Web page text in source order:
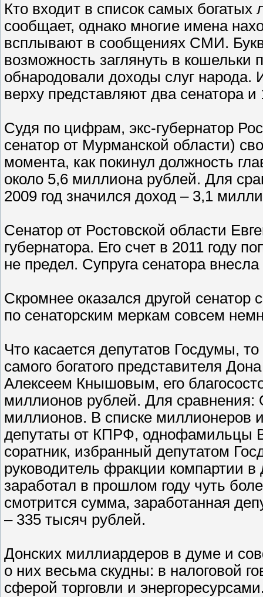
Кто входит в список самых богатых
сообщает, однако многие имена
всплывают в сообщениях СМИ.
возможность заглянуть в
обнародовали доходы слуг народа.
верху представляют два сенатора и
Судя по цифрам, экс-губернатор
сенатор от Мурманской области)
момента, как покинул должность
около 5,6 миллиона рублей. Для
2009 год значился доход – 3,1
Сенатор от Ростовской области
губернатора. Его счет в 2011 году
не предел. Супруга сенатора
Скромнее оказался другой сенатор
по сенаторским меркам совсем
Что касается депутатов Госдумы,
самого богатого представителя
Алексеем Кнышовым, его
миллионов рублей. Для сравнения:
миллионов. В списке миллионеров
депутаты от КПРФ, однофамильцы
соратник, избранный депутатом
руководитель фракции компартии
заработал в прошлом году чуть
смотрится сумма, заработанная
– 335 тысяч рублей.
Донских миллиардеров в думе и
о них весьма скудны: в налоговой
сферой торговли и